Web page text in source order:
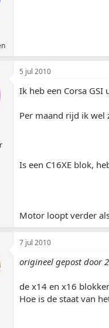
5 jul 2010
Ik heb een Corsa
Per maand rijd ik wel
Is een C16XE blok,
Motor loopt verder
7 jul 2010
origineel gepost door
de x14 en x16
Hoe is de staat van